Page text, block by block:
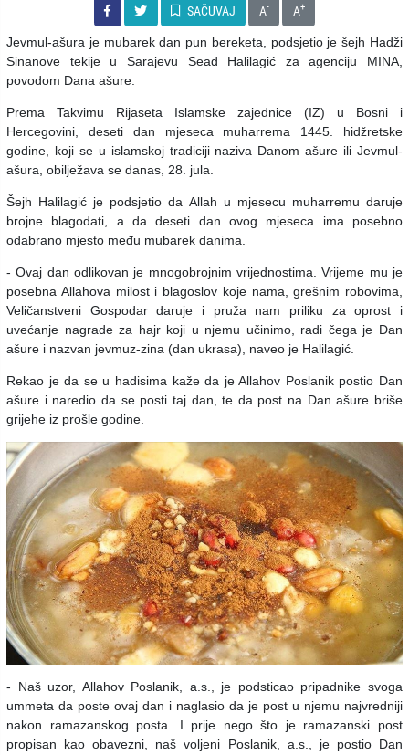
SAČUVAJ A- A+
Jevmul-ašura je mubarek dan pun bereketa, podsjetio je šejh Hadži
Sinanove tekije u Sarajevu Sead Halilagić za agenciju MINA,
povodom Dana ašure.
Prema Takvimu Rijaseta Islamske zajednice (IZ) u Bosni i
Hercegovini, deseti dan mjeseca muharrema 1445. hidžretske
godine, koji se u islamskoj tradiciji naziva Danom ašure ili Jevmul-
ašura, obilježava se danas, 28. jula.
Šejh Halilagić je podsjetio da Allah u mjesecu muharremu daruje
brojne blagodati, a da deseti dan ovog mjeseca ima posebno
odabrano mjesto među mubarek danima.
- Ovaj dan odlikovan je mnogobrojnim vrijednostima. Vrijeme mu je
posebna Allahova milost i blagoslov koje nama, grešnim robovima,
Veličanstveni Gospodar daruje i pruža nam priliku za oprost i
uvećanje nagrade za hajr koji u njemu učinimo, radi čega je Dan
ašure i nazvan jevmuz-zina (dan ukrasa), naveo je Halilagić.
Rekao je da se u hadisima kaže da je Allahov Poslanik postio Dan
ašure i naredio da se posti taj dan, te da post na Dan ašure briše
grijehe iz prošle godine.
- Naš uzor, Allahov Poslanik, a.s., je podsticao pripadnike svoga
ummeta da poste ovaj dan i naglasio da je post u njemu najvredniji
nakon ramazanskog posta. I prije nego što je ramazanski post
propisan kao obavezni, naš voljeni Poslanik, a.s., je postio Dan